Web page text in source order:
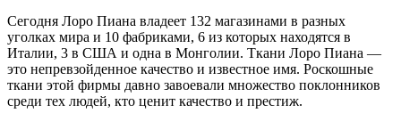
Сегодня Лоро Пиана владеет 132 магазинами в разных
уголках мира и 10 фабриками, 6 из которых находятся в
Италии, 3 в США и одна в Монголии. Ткани Лоро Пиана —
это непревзойденное качество и известное имя. Роскошные
ткани этой фирмы давно завоевали множество поклонников
среди тех людей, кто ценит качество и престиж.